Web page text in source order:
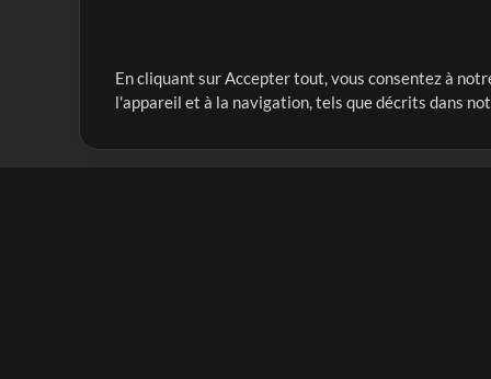
Notre mission est de servir les responsables de
créant des ressources qui leur permettent
En cliquant sur Accepter tout, vous consentez à
l'appareil et à la navigation, tels que décrits dans